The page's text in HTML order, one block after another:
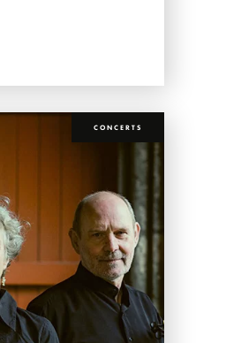
CONCERTS